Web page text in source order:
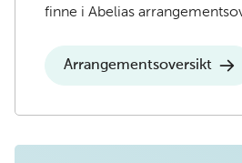
finne i Abelias
Arrangementsoversikt